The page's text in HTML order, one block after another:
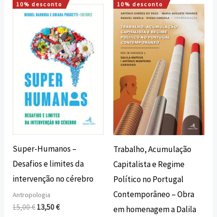
10% desconto
Super-Humanos –
Desafios e limites da
intervenção no cérebro
Antropologia
15,00€
O
preço
original
era:
15,00 €.
13,50€
O
preço
atual
é:
13,50 €.
10% desconto
Trabalho, Acumulação
Capitalista e Regime
Político no Portugal
Contemporâneo – Obra
em homenagem a Dalila
O
preço
original
era:
15,00 €.
O
preço
atual
é:
13,50 €.